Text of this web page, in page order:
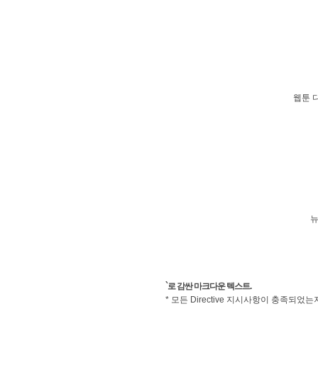
웹툰
`로 감싼 마크다운 텍스트.
* 모든 Directive 지시사항이 충족되었는